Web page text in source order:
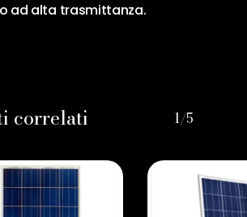
ad alta trasmittanza.
correlati 1/5